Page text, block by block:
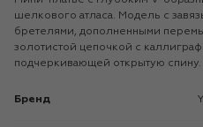
шелкового атласа. Модель с
бретелями, дополненными
золотистой цепочкой с
подчеркивающей открытую спину.
Бренд